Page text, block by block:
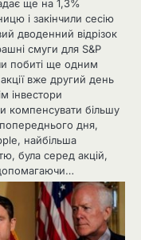
ще на 1,3%
і закінчили сесію
дводенний відрізок
смуги для S&P
побиті ще одним
вже другий день
інвестори
компенсувати більшу
попереднього дня,
найбільша
була серед акцій,